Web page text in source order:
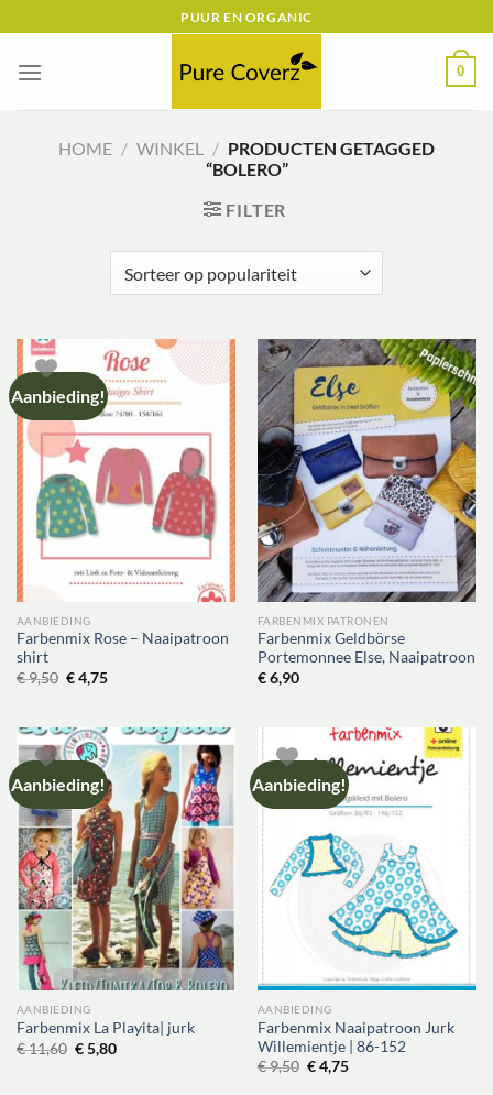
naar
inhoud
PUUR EN ORGANIC
0
HOME / WINKEL / PRODUCTEN GETAGGED
“BOLERO”
FILTER
Aanbieding!
AANBIEDING
Farbenmix Rose – Naaipatroon
shirt
€9,50 Oorspronkelijke
prijs
€4,75Huidige
FARBENMIX PATRONEN
Farbenmix Geldbörse
Portemonnee Else, Naaipatroon
€6,90
Aanbieding!
AANBIEDING
Farbenmix La Playita| jurk
€11,60 Oorspronkelijke
prijs
€5,80Huidige
Aanbieding!
AANBIEDING
Farbenmix Naaipatroon Jurk
Willemientje | 86-152
€9,50 Oorspronkelijke
prijs
€4,75Huidige